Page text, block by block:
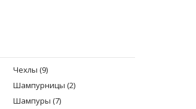
Чехлы (9)
Шампурницы (2)
Шампуры (7)